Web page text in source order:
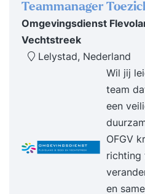
het officiële staatsexamen
NHA-cursus
ontwikkeld voor het
Alle vereiste onderdelen
komen de volgende
getallen; verhoudingen;
Wiskunde A en/of
Rekenvaardigheid 3F
Teammanager
Omgevingsdienst
Vechtstreek
Lelystad, Nederland
Wil jij
team
een
OFGV
richting
en